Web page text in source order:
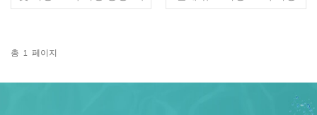
게, 글레이징: IQF 40%(맞
매 모델: 도매/수출 최소. 주
트 컨테이너 지불: 보자마자
공정: 내장, 삶은 유약: IQF
피트 컨테이너 지불: TT /
보자마자 취소 불가능한 LC
확인 배송: 입금 확인 후 20
총 1 페이지